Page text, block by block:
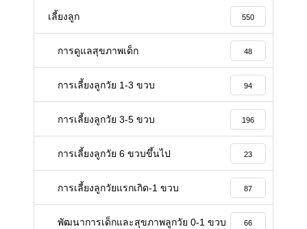
เลี้ยงลูก 550
การดูแลสุขภาพเด็ก 48
การเลี้ยงลูกวัย 1-3 ขวบ 94
การเลี้ยงลูกวัย 3-5 ขวบ 196
การเลี้ยงลูกวัย 6 ขวบขึ้นไป 23
การเลี้ยงลูกวัยแรกเกิด-1 ขวบ 87
พัฒนาการเด็กและสุขภาพลูกวัย 0-1 ขวบ 66